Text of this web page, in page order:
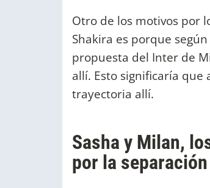
Otro de los motivos por
Shakira es porque
propuesta del Inter de
allí. Esto significaría que
trayectoria allí.
Sasha y Milan,
por la separación